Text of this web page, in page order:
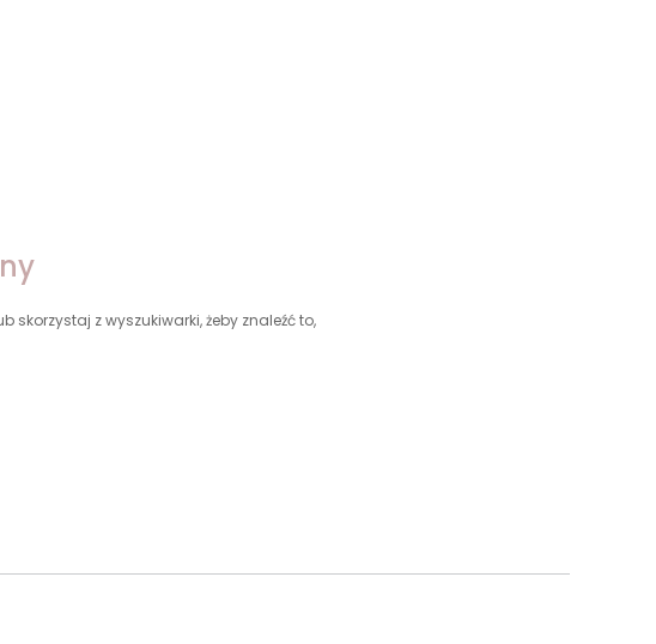
skorzystaj z wyszukiwarki, żeby znaleźć to,